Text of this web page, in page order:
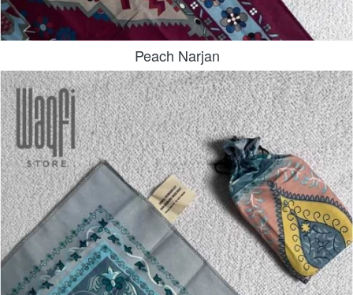
Peach Narjan